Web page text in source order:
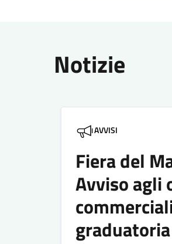
Notizie
AVVISI
Fiera del
Avviso agli